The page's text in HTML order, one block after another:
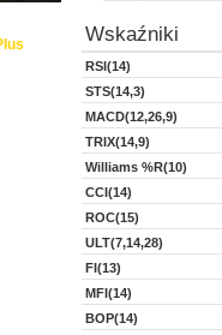
Wskaźniki
RSI(14)
STS(14,3)
MACD(12,26,9)
TRIX(14,9)
Williams %R(10)
CCI(14)
ROC(15)
ULT(7,14,28)
FI(13)
MFI(14)
BOP(14)